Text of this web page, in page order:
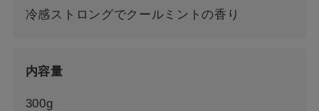
冷感ストロングでクールミントの香り
内容量
300g